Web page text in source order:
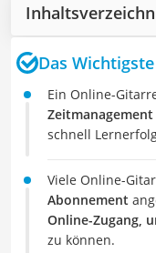
Das
Ein Online-
Zeitmanagement
schnell
Viele Online-
Abonnement
Online-Zugang,
zu können.